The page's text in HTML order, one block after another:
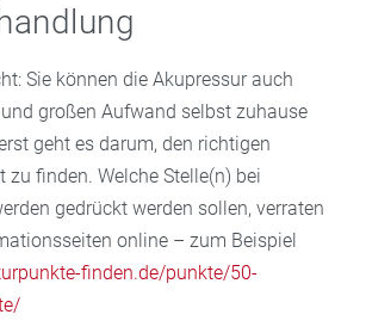
Sie können die Akupressur auch
großen Aufwand selbst zuhause
geht es darum, den richtigen
zu finden. Welche Stelle(n) bei
gedrückt werden sollen, verraten
online – zum Beispiel
finden.de/punkte/50-